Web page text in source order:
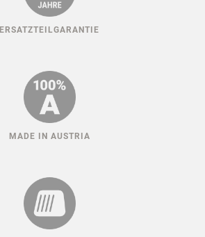
ERSATZTEILGARANTIE
MADE IN AUSTRIA